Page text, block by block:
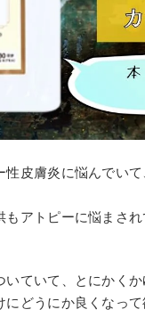
性皮膚炎に悩んでい
もアトピーに悩まさ
いていて、とにかく
にどうにか良くなっ